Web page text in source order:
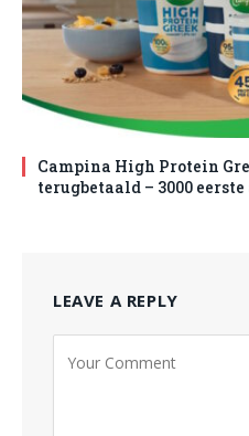
Campina High Protein
terugbetaald – 3000
LEAVE A REPLY